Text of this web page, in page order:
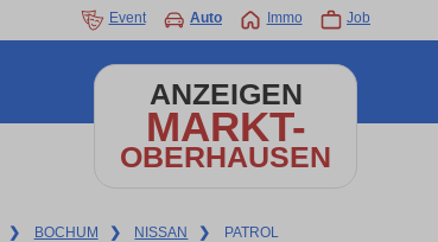
Event Auto Immo Job
ANZEIGEN
MARKT-
OBERHAUSEN
❯ BOCHUM ❯ NISSAN ❯ PATROL